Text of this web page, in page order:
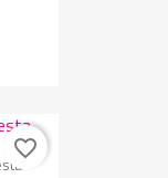
favorite_border